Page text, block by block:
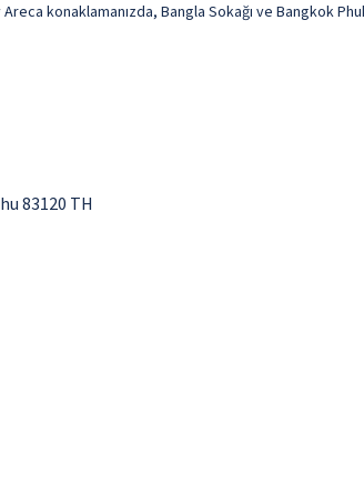
konaklamanızda, Bangla Sokağı ve Bangkok
83120 TH